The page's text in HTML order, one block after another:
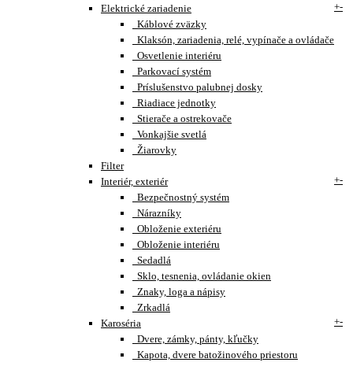
Elektrické zariadenie
+-
Káblové zväzky
Klaksón, zariadenia, relé, vypínače a ovládače
Osvetlenie interiéru
Parkovací systém
Príslušenstvo palubnej dosky
Riadiace jednotky
Stierače a ostrekovače
Vonkajšie svetlá
Žiarovky
Filter
Interiér, exteriér
+-
Bezpečnostný systém
Nárazníky
Obloženie exteriéru
Obloženie interiéru
Sedadlá
Sklo, tesnenia, ovládanie okien
Znaky, loga a nápisy
Zrkadlá
Karoséria
+-
Dvere, zámky, pánty, kľučky
Kapota, dvere batožinového priestoru